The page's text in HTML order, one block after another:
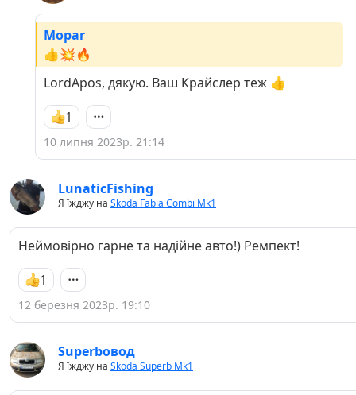
Mopar
👍💥🔥
LordApos, дякую. Ваш Крайслер теж 👍
1
10 липня 2023р. 21:14
LunaticFishing
Я їжджу на Skoda Fabia Combi Mk1
Неймовірно гарне та надійне авто!) Ремпект!
1
12 березня 2023р. 19:10
Superbовод
Я їжджу на Skoda Superb Mk1